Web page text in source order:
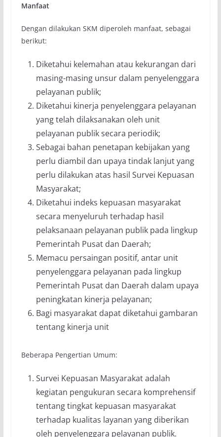
Manfaat
Dengan dilakukan SKM diperoleh manfaat, sebagai
berikut:
Diketahui kelemahan atau kekurangan dari
masing-masing unsur dalam penyelenggara
pelayanan publik;
Diketahui kinerja penyelenggara pelayanan
yang telah dilaksanakan oleh unit
pelayanan publik secara periodik;
Sebagai bahan penetapan kebijakan yang
perlu diambil dan upaya tindak lanjut yang
perlu dilakukan atas hasil Survei Kepuasan
Masyarakat;
Diketahui indeks kepuasan masyarakat
secara menyeluruh terhadap hasil
pelaksanaan pelayanan publik pada lingkup
Pemerintah Pusat dan Daerah;
Memacu persaingan positif, antar unit
penyelenggara pelayanan pada lingkup
Pemerintah Pusat dan Daerah dalam upaya
peningkatan kinerja pelayanan;
Bagi masyarakat dapat diketahui gambaran
tentang kinerja unit
Beberapa Pengertian Umum:
Survei Kepuasan Masyarakat adalah
kegiatan pengukuran secara komprehensif
tentang tingkat kepuasan masyarakat
terhadap kualitas layanan yang diberikan
oleh penyelenggara pelayanan publik.